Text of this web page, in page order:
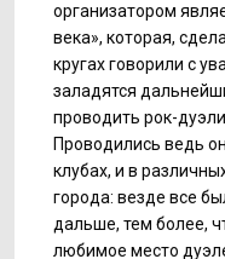
организатором
века», которая,
кругах говорили с
заладятся
проводить рок-
Проводились ведь
клубах, и в
города: везде все
дальше, тем более,
любимое место